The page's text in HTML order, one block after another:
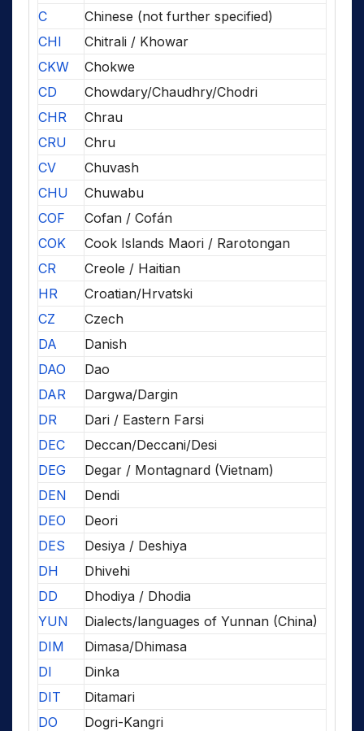
C
Chinese (not further specified)
CHI
Chitrali / Khowar
CKW
Chokwe
CD
Chowdary/Chaudhry/Chodri
CHR
Chrau
CRU
Chru
CV
Chuvash
CHU
Chuwabu
COF
Cofan / Cofán
COK
Cook Islands Maori / Rarotongan
CR
Creole / Haitian
HR
Croatian/Hrvatski
CZ
Czech
DA
Danish
DAO
Dao
DAR
Dargwa/Dargin
DR
Dari / Eastern Farsi
DEC
Deccan/Deccani/Desi
DEG
Degar / Montagnard (Vietnam)
DEN
Dendi
DEO
Deori
DES
Desiya / Deshiya
DH
Dhivehi
DD
Dhodiya / Dhodia
YUN
Dialects/languages of Yunnan (China)
DIM
Dimasa/Dhimasa
DI
Dinka
DIT
Ditamari
DO
Dogri-Kangri